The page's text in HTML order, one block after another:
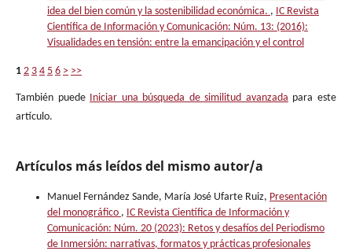
idea del bien común y la sostenibilidad económica. , IC Revista
Científica de Información y Comunicación: Núm. 13: (2016):
Visualidades en tensión: entre la emancipación y el control
1 2 3 4 5 6 > >>
También puede Iniciar una búsqueda de similitud avanzada para este
artículo.
Artículos más leídos del mismo autor/a
Manuel Fernández Sande, María José Ufarte Ruiz, Presentación
del monográfico , IC Revista Científica de Información y
Comunicación: Núm. 20 (2023): Retos y desafíos del Periodismo
de Inmersión: narrativas, formatos y prácticas profesionales